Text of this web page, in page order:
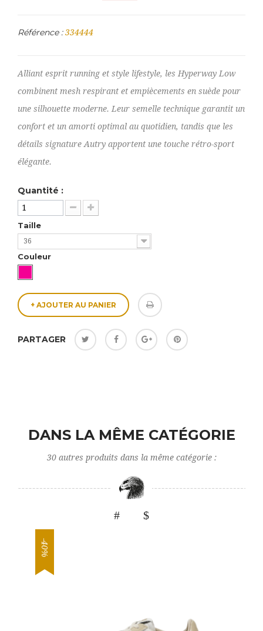
Référence : 334444
Alliant esprit running et style lifestyle, les Hyperway Low
combinent mesh respirant et empiècements en suède pour
une silhouette moderne. Leur semelle technique garantit un
confort et un amorti optimal au quotidien, tandis que les
détails signature Autry apportent une touche rétro-sport
élégante.
Quantité :
Taille
36
Couleur
+ AJOUTER AU PANIER
PARTAGER
DANS LA MÊME CATÉGORIE
30 autres produits dans la même catégorie :
-40%